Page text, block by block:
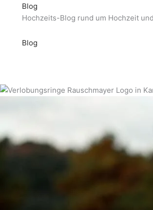
Blog
Hochzeits-Blog rund um Hochzeit
Blog